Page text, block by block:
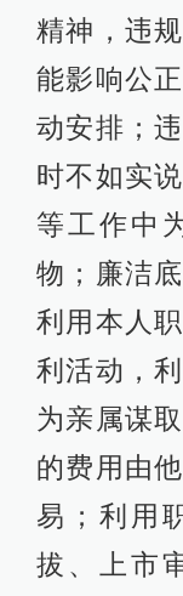
精神，违
能影响公
动安排；
时不如实
等工作中
物；廉洁
利用本人
利活动，
为亲属谋
的费用由
易；利用
拔、上市